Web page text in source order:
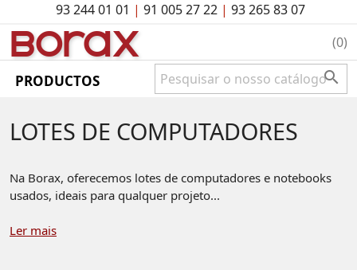
93 244 01 01 | 91 005 27 22| 93 265 83 07
BOrAx (0)
PRODUCTOS 
LOTES DE COMPUTADORES
Na Borax, oferecemos lotes de computadores e notebooks
usados, ideais para qualquer projeto...
Ler mais